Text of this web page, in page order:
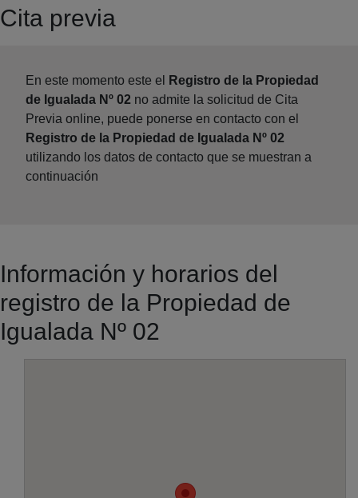
Cita previa
En este momento este el
Registro de la Propiedad
de Igualada Nº 02 no admite la solicitud de Cita
Previa online, puede ponerse en contacto con el
Registro de la Propiedad de Igualada Nº 02
utilizando los datos de contacto que se muestran a
continuación
Información y horarios del
registro de la Propiedad de
Igualada Nº 02